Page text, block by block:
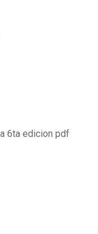
6ta edicion pdf